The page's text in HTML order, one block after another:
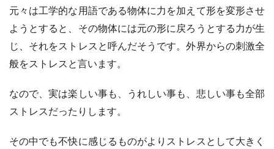
元々は工学的な用語である物体に力を加えて形を変形させ
ようとすると、その物体には元の形に戻ろうとする力が生
じ、それをストレスと呼んだそうです。外界からの刺激全
般をストレスと言います。
なので、実は楽しい事も、うれしい事も、悲しい事も全部
ストレスだったりします。
その中でも不快に感じるものがよりストレスとして大きく